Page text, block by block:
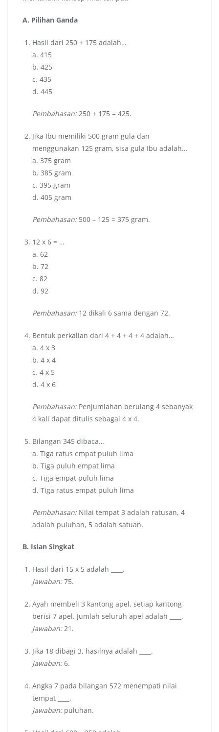
A. Pilihan Ganda
Hasil dari 250 + 175 adalah…
a. 415
b. 425
c. 435
d. 445
Pembahasan:250 + 175 = 425.
Jika Ibu memiliki 500 gram gula dan
menggunakan 125 gram, sisa gula Ibu adalah…
a. 375 gram
b. 385 gram
c. 395 gram
d. 405 gram
Pembahasan:500 – 125 = 375 gram.
12 x 6 = …
a. 62
b. 72
c. 82
d. 92
Pembahasan:12 dikali 6 sama dengan 72.
Bentuk perkalian dari 4 + 4 + 4 + 4 adalah…
a. 4 x 3
b. 4 x 4
c. 4 x 5
d. 4 x 6
Pembahasan:Penjumlahan berulang 4 sebanyak
4 kali dapat ditulis sebagai 4 x 4.
Bilangan 345 dibaca…
a. Tiga ratus empat puluh lima
b. Tiga puluh empat lima
c. Tiga empat puluh lima
d. Tiga ratus empat puluh lima
Pembahasan:Nilai tempat 3 adalah ratusan, 4
adalah puluhan, 5 adalah satuan.
B. Isian Singkat
Hasil dari 15 x 5 adalah ____.
Jawaban:75.
Ayah membeli 3 kantong apel, setiap kantong
berisi 7 apel. Jumlah seluruh apel adalah ____.
Jawaban:21.
Jika 18 dibagi 3, hasilnya adalah ____.
Jawaban:6.
Angka 7 pada bilangan 572 menempati nilai
tempat ____.
Jawaban:puluhan.